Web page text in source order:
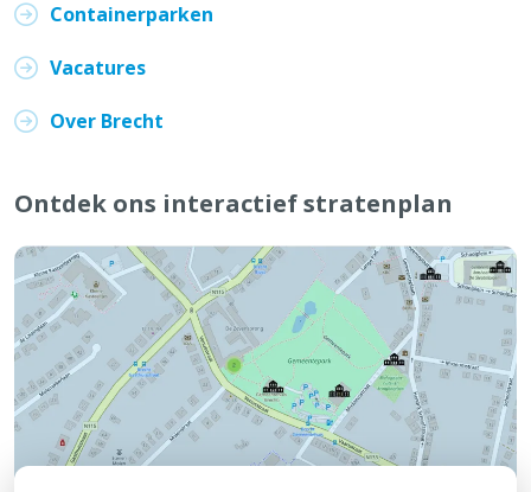
Containerparken
Vacatures
Over Brecht
Ontdek ons interactief stratenplan